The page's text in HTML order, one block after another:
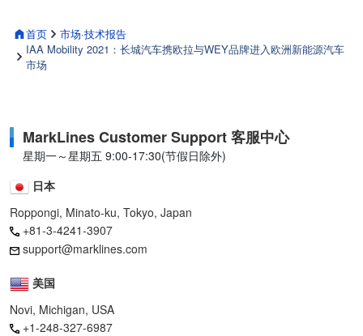
首页
市场·技术报告
IAA Mobility 2021：长城汽车携欧拉与WEY品牌进入欧洲新能源汽车
市场
MarkLines Customer Support 客服中心
星期一～星期五 9:00-17:30(节假日除外)
日本
Roppongi, Minato-ku, Tokyo, Japan
+81-3-4241-3907
support@marklines.com
美国
Novi, Michigan, USA
+1-248-327-6987